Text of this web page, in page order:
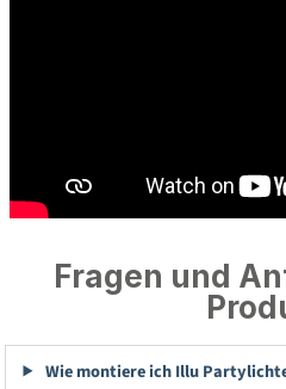
Fragen und
Wie montiere ich Illu